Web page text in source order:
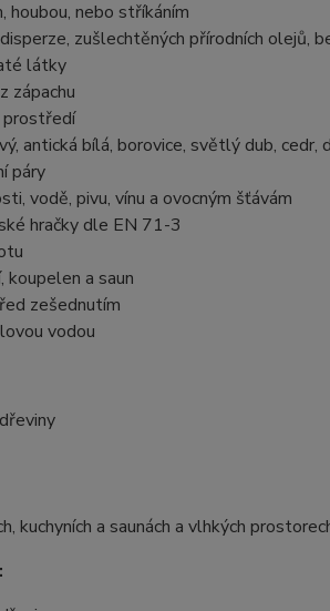
nebo stříkáním
zušlechtěných přírodních olejů,
látky
zápachu
prostředí
antická bílá, borovice, světlý dub, cedr,
páry
vodě, pivu, vínu a ovocným šťávám
hračky dle EN 71-3
koupelen a saun
zešednutím
vodou
kuchyních a saunách a vlhkých